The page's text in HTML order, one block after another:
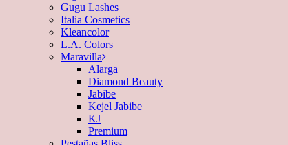
Gugu Lashes
Italia Cosmetics
Kleancolor
L.A. Colors
Maravilla
Alarga
Diamond Beauty
Jabibe
Kejel Jabibe
KJ
Premium